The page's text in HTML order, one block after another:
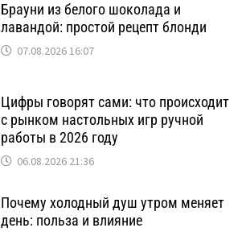
Брауни из белого шоколада и
лавандой: простой рецепт блонди
07.08.2026 16:07
Цифры говорят сами: что происходит
с рынком настольных игр ручной
работы в 2026 году
06.08.2026 21:36
Почему холодный душ утром меняет
день: польза и влияние